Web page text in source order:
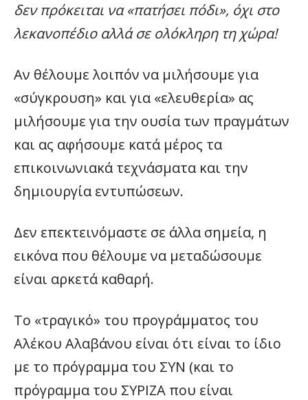
δεν πρόκειται να «πατήσει πόδι», όχι στο
λεκανοπέδιο αλλά σε ολόκληρη τη χώρα!
Αν θέλουμε λοιπόν να μιλήσουμε για
«σύγκρουση» και για «ελευθερία» ας
μιλήσουμε για την ουσία των πραγμάτων
και ας αφήσουμε κατά μέρος τα
επικοινωνιακά τεχνάσματα και την
δημιουργία εντυπώσεων.
Δεν επεκτεινόμαστε σε άλλα σημεία, η
εικόνα που θέλουμε να μεταδώσουμε
είναι αρκετά καθαρή.
Το «τραγικό» του προγράμματος του
Αλέκου Αλαβάνου είναι ότι είναι το ίδιο
με το πρόγραμμα του ΣΥΝ (και το
πρόγραμμα του ΣΥΡΙΖΑ που είναι